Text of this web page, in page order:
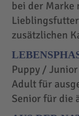
bei der Marke
zusätzlichen
Puppy /
Adult für
Senior für die